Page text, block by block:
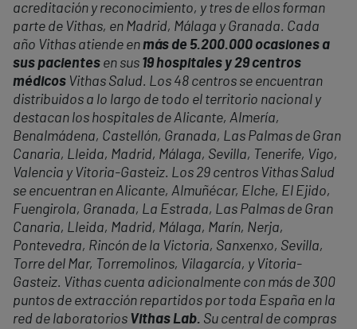
acreditación y reconocimiento, y tres de ellos forman
parte de Vithas, en Madrid, Málaga y Granada. Cada
año Vithas atiende enmás de 5.200.000 ocasiones a
sus pacientes en sus 19 hospitales y 29 centros
médicos Vithas Salud. Los 48 centros se encuentran
distribuidos a lo largo de todo el territorio nacional y
destacan los hospitales de Alicante, Almería,
Benalmádena, Castellón, Granada, Las Palmas de Gran
Canaria, Lleida, Madrid, Málaga, Sevilla, Tenerife, Vigo,
Valencia y Vitoria-Gasteiz. Los 29 centros Vithas Salud
se encuentran en Alicante, Almuñécar, Elche, El Ejido,
Fuengirola, Granada, La Estrada, Las Palmas de Gran
Canaria, Lleida, Madrid, Málaga, Marín, Nerja,
Pontevedra, Rincón de la Victoria, Sanxenxo, Sevilla,
Torre del Mar, Torremolinos, Vilagarcía, y Vitoria-
Gasteiz. Vithas cuenta adicionalmente con más de 300
puntos de extracción repartidos por toda España en la
red de laboratorios Vithas Lab. Su central de compras